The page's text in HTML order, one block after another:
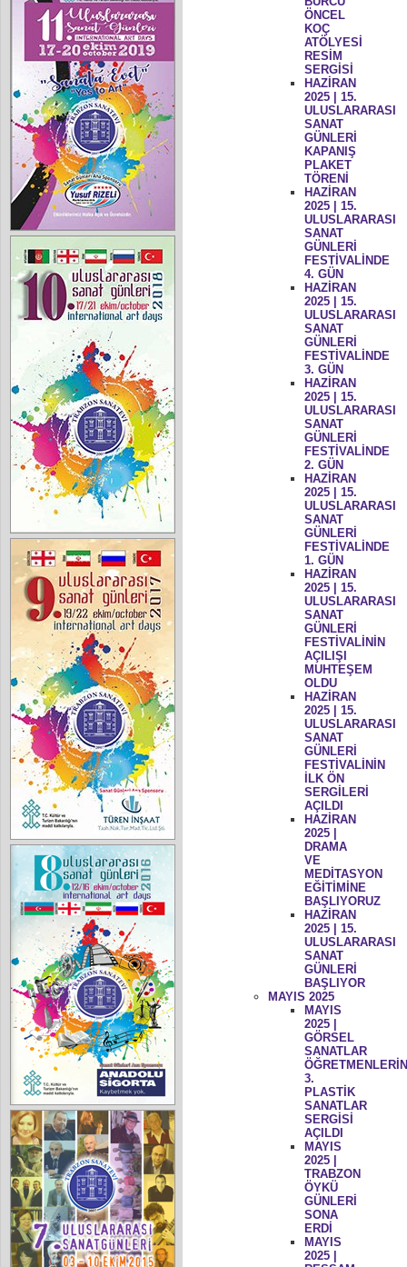
ÖNCEL
KOÇ
ATÖLYESİ
RESİM
SERGİSİ
HAZİRAN
2025 | 15.
ULUSLARARASI
SANAT
GÜNLERİ
KAPANIŞ
PLAKET
TÖRENİ
HAZİRAN
2025 | 15.
ULUSLARARASI
SANAT
GÜNLERİ
FESTİVALİNDE
4. GÜN
HAZİRAN
2025 | 15.
ULUSLARARASI
SANAT
GÜNLERİ
FESTİVALİNDE
3. GÜN
HAZİRAN
2025 | 15.
ULUSLARARASI
SANAT
GÜNLERİ
FESTİVALİNDE
2. GÜN
HAZİRAN
2025 | 15.
ULUSLARARASI
SANAT
GÜNLERİ
FESTİVALİNDE
1. GÜN
HAZİRAN
2025 | 15.
ULUSLARARASI
SANAT
GÜNLERİ
FESTİVALİNİN
AÇILIŞI
MUHTEŞEM
OLDU
HAZİRAN
2025 | 15.
ULUSLARARASI
SANAT
GÜNLERİ
FESTİVALİNİN
İLK ÖN
SERGİLERİ
AÇILDI
HAZİRAN
2025 |
DRAMA
VE
MEDİTASYON
EĞİTİMİNE
BAŞLIYORUZ
HAZİRAN
2025 | 15.
ULUSLARARASI
SANAT
GÜNLERİ
BAŞLIYOR
MAYIS 2025
MAYIS
2025 |
GÖRSEL
SANATLAR
3.
PLASTİK
SANATLAR
SERGİSİ
AÇILDI
MAYIS
2025 |
TRABZON
ÖYKÜ
GÜNLERİ
SONA
ERDİ
MAYIS
2025 |